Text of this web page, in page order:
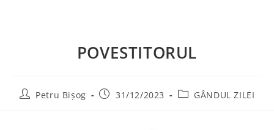
POVESTITORUL
Petru Bișog 31/12/2023 GÂNDUL ZILEI